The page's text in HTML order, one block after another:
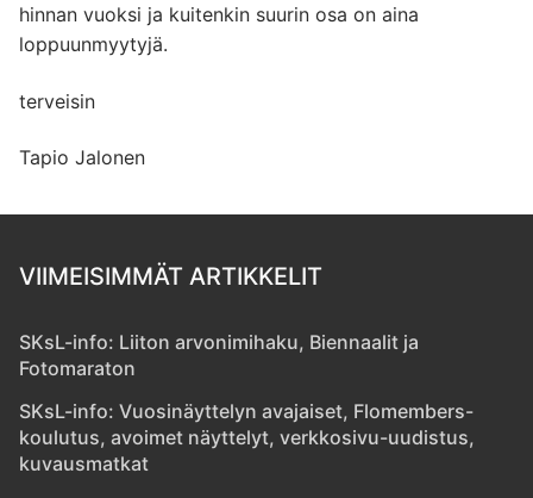
hinnan vuoksi ja kuitenkin suurin osa on aina
loppuunmyytyjä.
terveisin
Tapio Jalonen
VIIMEISIMMÄT ARTIKKELIT
SKsL-info: Liiton arvonimihaku, Biennaalit ja
Fotomaraton
SKsL-info: Vuosinäyttelyn avajaiset, Flomembers-
koulutus, avoimet näyttelyt, verkkosivu-uudistus,
kuvausmatkat